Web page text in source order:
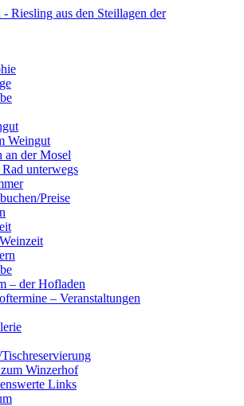
Weingut
an der Mosel
unterwegs
Preise
– der Hofladen
– Veranstaltungen
Winzerhof
Links